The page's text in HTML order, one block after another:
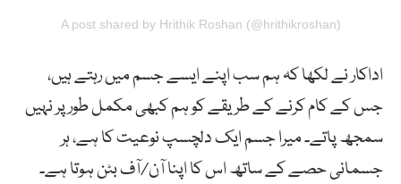
A post shared by Hrithik Roshan (@hrithikroshan)
اداکار نے لکھا کہ ہم سب اپنے ایسے جسم میں رہتے ہیں،
جس کے کام کرنے کے طریقے کو ہم کبھی مکمل طور پر نہیں
سمجھ پاتے۔ میرا جسم ایک دلچسپ نوعیت کا ہے، ہر
جسمانی حصے کے ساتھ اس کا اپنا آن/آف بٹن ہوتا ہے۔